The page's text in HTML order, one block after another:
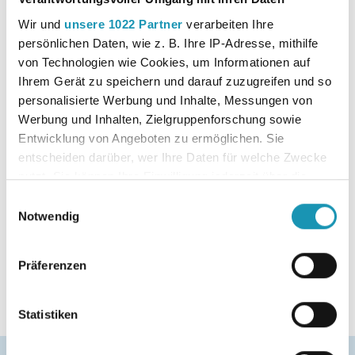
Wir und unsere 1022 Partner verarbeiten Ihre
persönlichen Daten, wie z. B. Ihre IP-Adresse, mithilfe
von Technologien wie Cookies, um Informationen auf
Ihrem Gerät zu speichern und darauf zuzugreifen und so
personalisierte Werbung und Inhalte, Messungen von
Werbung und Inhalten, Zielgruppenforschung sowie
Entwicklung von Angeboten zu ermöglichen. Sie
entscheiden darüber, wer Ihre Daten für welche Zwecke
nutzt. Sie können Ihre Einwilligung jederzeit über die
Trigger Symbol ändern oder widerrufen
Informationen über Ihre geografische Lage
können
bestimmten Merkmalen (Fingerprinting) identifizieren
Notwendig
Präferenzen
Statistiken
umsetzen und überwachen | Kosten- und
Leistungsrechnung zur Vorbereitung unternehmerischer
Entscheidungen durchführen | Marketingkonzepte planen
und umsetzen
Speth, Hermann
Downloads
Inhaltsverzeichnis
Leseprobe
Vorlagen
Jahresplanung